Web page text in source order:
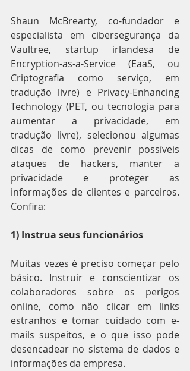
Shaun McBrearty, co-fundador e
especialista em cibersegurança da
Vaultree, startup irlandesa de
Encryption-as-a-Service (EaaS, ou
Criptografia como serviço, em
tradução livre) e Privacy-Enhancing
Technology (PET, ou tecnologia para
aumentar a privacidade, em
tradução livre), selecionou algumas
dicas de como prevenir possíveis
ataques de hackers, manter a
privacidade e proteger as
informações de clientes e parceiros.
Confira:
1) Instrua seus funcionários
Muitas vezes é preciso começar pelo
básico. Instruir e conscientizar os
colaboradores sobre os perigos
online, como não clicar em links
estranhos e tomar cuidado com e-
mails suspeitos, e o que isso pode
desencadear no sistema de dados e
informações da empresa.